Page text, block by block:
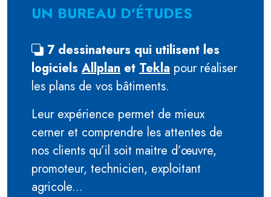
UN BUREAU D'ÉTUDES
7 dessinateurs qui utilisent les
logiciels Allplan et Tekla pour réaliser
les plans de vos bâtiments.
Leur expérience permet de mieux
cerner et comprendre les attentes de
nos clients qu’il soit maitre d’œuvre,
promoteur, technicien, exploitant
agricole...